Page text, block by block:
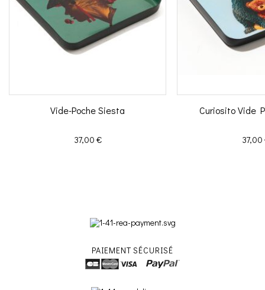
Vide-Poche Siesta
Prix
37,00 €
Curiosito Vide
Prix
37,00
PAIEMENT SÉCURISÉ